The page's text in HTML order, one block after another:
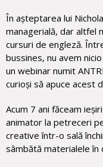
În așteptarea lui
managerială, dar altfel
cursuri de engleză.
bussines, nu avem
un webinar numit
curioși să apuce acest
Acum 7 ani făceam
animator la petreceri
creative într-o sală
sâmbătă materialele în